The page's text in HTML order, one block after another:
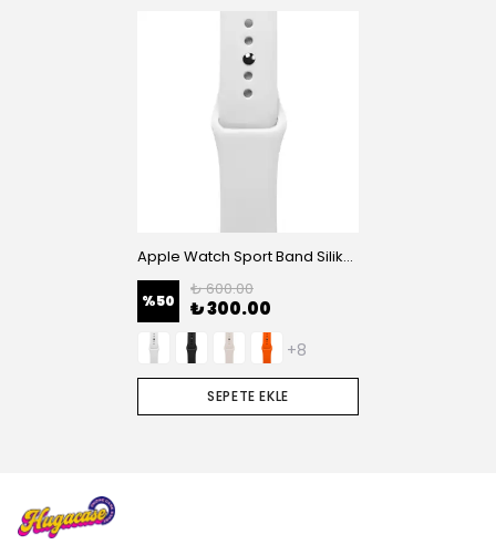
Apple Watch Sport Band Silikon Saat Kordonu
%50
₺ 600.00
₺ 300.00
+8
SEPETE EKLE